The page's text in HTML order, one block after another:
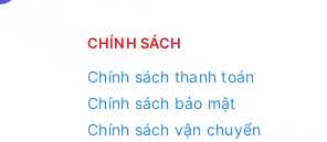
CHÍNH SÁCH
Chính sách thanh toán
Chính sách bảo mật
Chính sách vận chuyển